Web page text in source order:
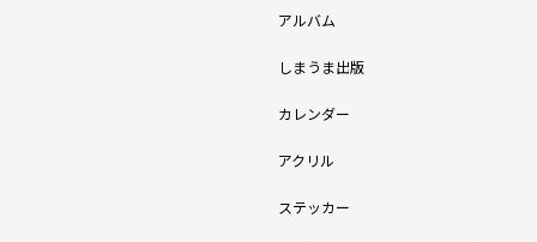
アルバム
しまうま出版
カレンダー
アクリル
ステッカー